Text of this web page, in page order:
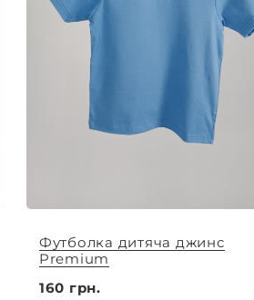
Футболка дитяча джинс
Premium
160 грн.